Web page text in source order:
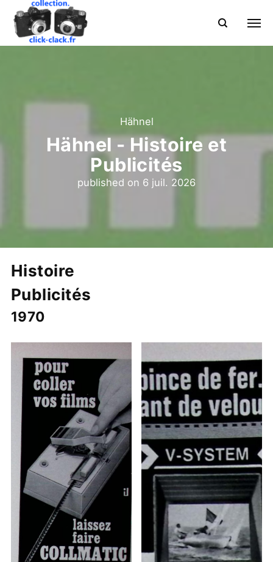
Hähnel
Hähnel - Histoire et
Publicités
published on 6 juil. 2026
Histoire
Publicités
1970